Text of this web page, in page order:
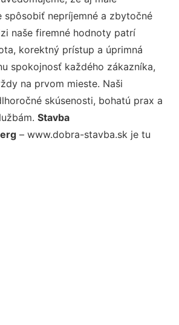
spôsobiť nepríjemné a zbytočné
naše firemné hodnoty patrí
korektný prístup a úprimná
spokojnosť každého zákazníka,
na prvom mieste. Naši
skúsenosti, bohatú prax a
Stavba
– www.dobra-stavba.sk je tu